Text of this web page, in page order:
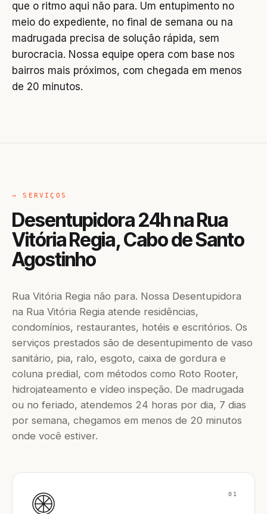
que o ritmo aqui não para. Um entupimento no
meio do expediente, no final de semana ou na
madrugada precisa de solução rápida, sem
burocracia. Nossa equipe opera com base nos
bairros mais próximos, com chegada em menos
de 20 minutos.
→ SERVIÇOS
Desentupidora 24h na Rua
Vitória Regia, Cabo de Santo
Agostinho
Rua Vitória Regia não para. Nossa Desentupidora
na Rua Vitória Regia atende residências,
condomínios, restaurantes, hotéis e escritórios. Os
serviços prestados são de desentupimento de vaso
sanitário, pia, ralo, esgoto, caixa de gordura e
coluna predial, com métodos como Roto Rooter,
hidrojateamento e vídeo inspeção. De madrugada
ou no feriado, atendemos 24 horas por dia, 7 dias
por semana, chegamos em menos de 20 minutos
onde você estiver.
01